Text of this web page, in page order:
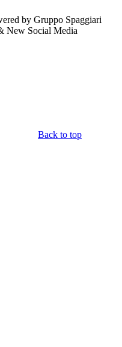
by Gruppo Spaggiari
New Social Media
Back to top